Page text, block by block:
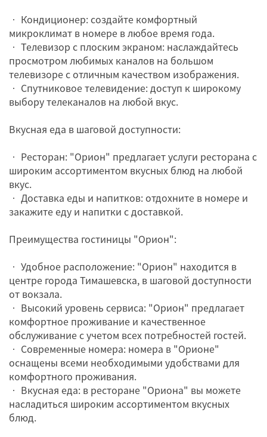
• Кондиционер: создайте комфортный
микроклимат в номере в любое время года.
• Телевизор с плоским экраном: наслаждайтесь
просмотром любимых каналов на большом
телевизоре с отличным качеством изображения.
• Спутниковое телевидение: доступ к широкому
выбору телеканалов на любой вкус.
Вкусная еда в шаговой доступности:
• Ресторан: "Орион" предлагает услуги ресторана с
широким ассортиментом вкусных блюд на любой
вкус.
• Доставка еды и напитков: отдохните в номере и
закажите еду и напитки с доставкой.
Преимущества гостиницы "Орион":
• Удобное расположение: "Орион" находится в
центре города Тимашевска, в шаговой доступности
от вокзала.
• Высокий уровень сервиса: "Орион" предлагает
комфортное проживание и качественное
обслуживание с учетом всех потребностей гостей.
• Современные номера: номера в "Орионе"
оснащены всеми необходимыми удобствами для
комфортного проживания.
• Вкусная еда: в ресторане "Ориона" вы можете
насладиться широким ассортиментом вкусных
блюд.